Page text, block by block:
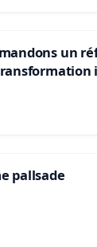
un
pallsade